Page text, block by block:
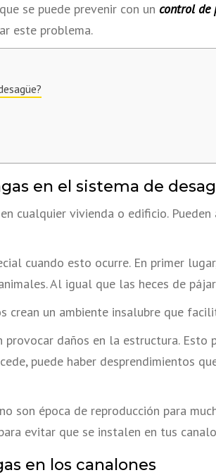
se puede prevenir con un control de
este problema.
en el sistema de
cualquier vivienda o edificio.
cuando esto ocurre. En primer
Al igual que las heces de
crean un ambiente insalubre que
provocar daños en la estructura.
puede haber desprendimientos
son época de reproducción para
evitar que se instalen en tus
en los canalones